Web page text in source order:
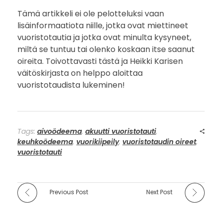
Tämä artikkeli ei ole pelotteluksi vaan
lisäinformaatiota niille, jotka ovat miettineet
vuoristotautia ja jotka ovat minulta kysyneet,
miltä se tuntuu tai olenko koskaan itse saanut
oireita. Toivottavasti tästä ja Heikki Karisen
väitöskirjasta on helppo aloittaa
vuoristotaudista lukeminen!
Tags: aivoödeema, akuutti vuoristotauti,
keuhkoödeema, vuorikiipeily, vuoristotaudin oireet,
vuoristotauti
Previous Post Next Post